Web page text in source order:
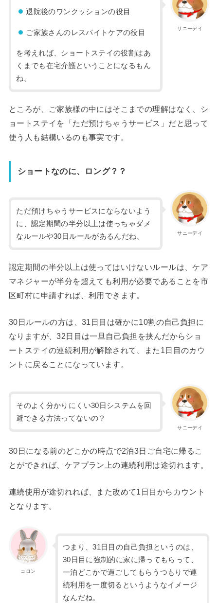
サニーデイ
退院後のワンクッションの役目
ご家族さんのレスパイトケアの役目
を考えれば、ショートステイの役割はあ
くまでも在宅介護ということになるもん
ね。
ところが、ご家族様の中にはそこまでの理解はなく、シ
ョートステイを「ただ預けちゃうサービス」だと思って
使う人も結構いるのも事実です。
ショートなのに、ロング？？
サニーデイ
ただ預けちゃうサービスにならないよう
に、認定期間の半分以上は使っちゃダメ
なルールや30日ルールがあるんだね。
認定期間の半分以上は使ってはいけないルールは、ケア
マネジャーが半分を超えても利用が必要であることを市
区町村に申請すれば、利用できます。
30日ルールの方は、31日目は確かに10割の自己負担に
なりますが、32日目は一旦自己負担を挟んだからショ
ートステイの連続利用が解除されて、また1日目のカウ
ントに戻ることになっています。
サニーデイ
そのよく分かりにくい30日システムを回
避できる方法ってないの？
30日になる前のどこかの時点で2泊3日ご自宅に帰るこ
とができれば、ケアプラン上の連続利用は途切れます。
連続使用が途切れれば、また改めて1日目からカウント
となります。
コロン
つまり、31日目の自己負担というのは、
30日目に強制的に家に帰ってもらって、
一泊どこかで過ごしてもらうつもりで連
続利用を一度切るというようなイメージ
なんだね。